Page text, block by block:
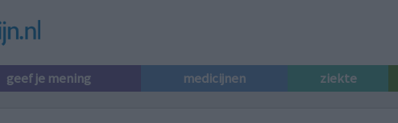
geef je mening medicijnen ziekte